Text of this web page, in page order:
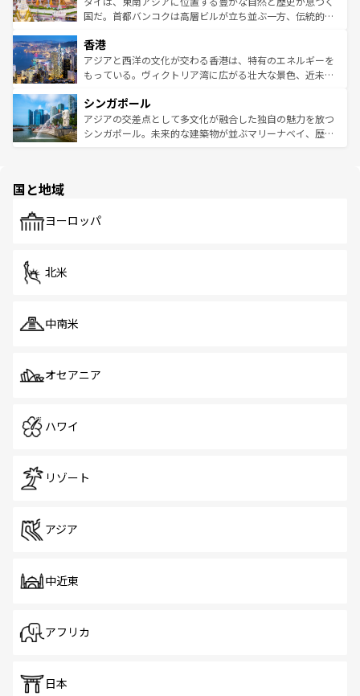
覧を参照してほしい。
醸し出している。また、バラエティの豊かさとおいしさで
とつ。フォーやバインミー、ベトナムコーヒーなどは、ぜ
ひ現地で味わいたい。どの地域を訪れてもあたたかい人々
が旅行者を迎えてくれるので、きっと忘れられない旅にな
参照してほしい。
国だ。首都バンコクは高層ビルが立ち並ぶ一方、伝統的な
の活気が交差している。北部ではチェンマイなどの山岳地
帯で自然と触れ合い、南部ではプーケットやクラビの美し
いビーチでリゾート気分を楽しむことができる。タイ料理
激する。気候は一年中温暖で、どの季節にも異なる楽しみ
が待っている。親しみやすいタイの人々、仏教を中心とし
た文化、そして多様な観光資源が、訪れる旅人を魅了し続
香港
アジアと西洋の文化が交わる香港は、特有のエネルギーを
もっている。ヴィクトリア湾に広がる壮大な景色、近未来
み、どこを訪れても感動するはず。観光スポットが密集し
ており、効率よく見どころを回れるのも魅力。息をのむよ
うな絶景から文化的な体験まで、香港を存分に楽しみ尽く
シンガポール
アジアの交差点として多文化が融合した独自の魅力を放つ
シンガポール。未来的な建築物が並ぶマリーナベイ、歴史
で、ホーカーズは地元の風情を楽しめる外せないスポット
国と地域
ヨーロッパ
北米
中南米
オセアニア
ハワイ
リゾート
アジア
中近東
アフリカ
日本